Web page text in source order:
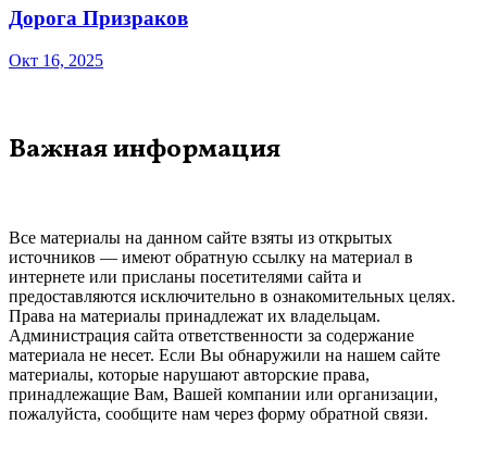
Дорога Призраков
Окт 16, 2025
Важная информация
Все материалы на данном сайте взяты из открытых
источников — имеют обратную ссылку на материал в
интернете или присланы посетителями сайта и
предоставляются исключительно в ознакомительных целях.
Права на материалы принадлежат их владельцам.
Администрация сайта ответственности за содержание
материала не несет. Если Вы обнаружили на нашем сайте
материалы, которые нарушают авторские права,
принадлежащие Вам, Вашей компании или организации,
пожалуйста, сообщите нам через форму обратной связи.